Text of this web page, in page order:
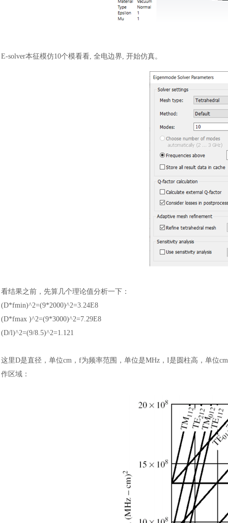
E-solver本征模仿10个模看看, 全电边界, 开始仿真。
看结果之前，先算几个理论值分析一下：
(D*fmin)^2=(9*2000)^2=3.24E8
(D*fmax )^2=(9*3000)^2=7.29E8
(D/l)^2=(9/8.5)^2=1.121
这里D是直径，单位cm，f为频率范围，单位是MHz，I是圆柱高，单位
作区域：
风